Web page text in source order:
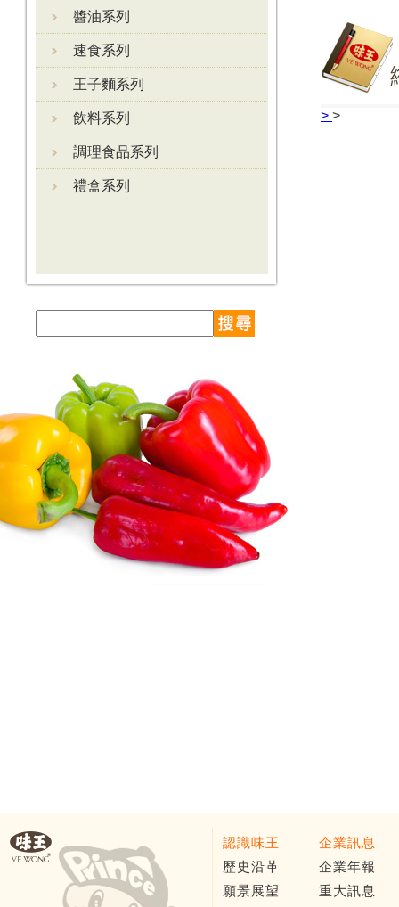
醬油系列
速食系列
王子麵系列
飲料系列
調理食品系列
禮盒系列
> >
認識味王
歷史沿革
願景展望
企業訊息
企業年報
重大訊息